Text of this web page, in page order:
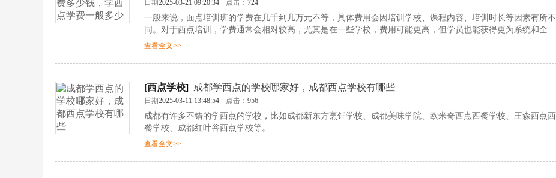
日期2025-03-21 09:20:34 点击： 724
一般来说，面点培训班的学费在几千到几万元不等，具体费用会因培训学校、课程内容、培训时长等因素有所不
同。对于西点培训，学费通常会相对较高，尤其是在一些学校，费用可能更高，但学员也能获得更为系统和全面
的技能培训。
查看全文>>
[西点学校] 成都学西点的学校哪家好，成都西点学校有哪些
日期2025-03-11 13:48:54 点击： 956
成都有许多不错的学西点的学校，比如成都新东方烹饪学校、成都美味学院、欧米奇西点西餐学校、王森西点西
餐学校、成都红叶谷西点学校等。
查看全文>>